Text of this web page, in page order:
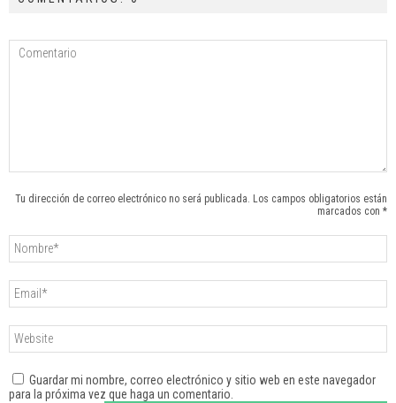
Tu dirección de correo electrónico no será publicada. Los campos obligatorios están
marcados con *
Guardar mi nombre, correo electrónico y sitio web en este navegador
para la próxima vez que haga un comentario.